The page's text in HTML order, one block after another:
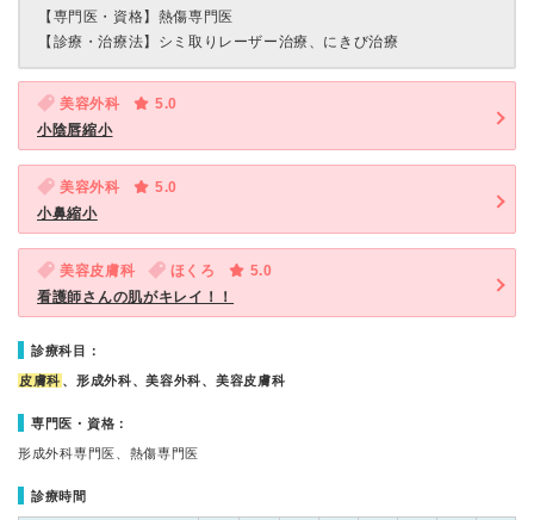
【専門医・資格】 熱傷専門医
【診療・治療法】 シミ取りレーザー治療、にきび治療
美容外科
5.0
小陰唇縮小
美容外科
5.0
小鼻縮小
美容皮膚科 ほくろ
5.0
看護師さんの肌がキレイ！！
診療科目：
皮膚科 、形成外科、美容外科、美容皮膚科
専門医・資格：
形成外科専門医、熱傷専門医
診療時間